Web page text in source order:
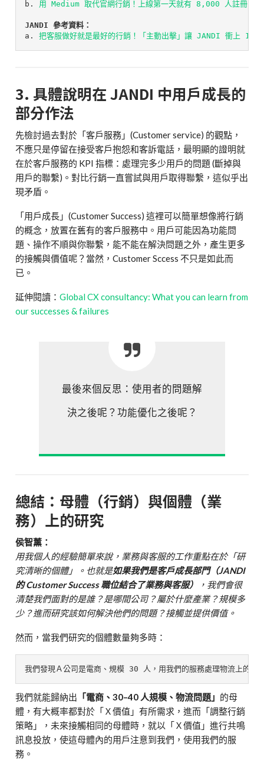
b. 用 Medium 取代官網行銷！上線第一天就有 8,000 人註冊
a. 把客服做好就是最好的行銷！「主動出擊」讓 JANDI 衝上
3. 具體說明在 JANDI 中用戶成長的
部分作法
先檢討過去對於「客戶服務」(Customer service) 的觀點，
不應只是停留在接受客戶抱怨和客訴電話，最明顯的證明就
在於客戶服務的 KPI 指標：處理完多少用戶的問題 (斷掉與
用戶的聯繫)。對比行銷一直嘗試與用戶取得聯繫，這似乎出
現矛盾。
「用戶成長」(Customer Success) 這裡可以簡單想像將行銷
的概念，放置在舊有的客戶服務中。用戶可能因為功能問
題、操作不順與你聯繫，能不能在解決問題之外，產生更多
的接觸與價值呢？當然，Customer Sccess 不只是如此而
已。
延伸閱讀：Global CX consultancy: What you can learn from
our successes & failures
最後來個反思：使用者的問題解
決之後呢？功能優化之後呢？
總結：母體（行銷）與個體（業
務）上的研究
侯智薰：
用我個人的經驗簡單來說，業務與客服的工作重點在於「研
究清晰的個體」。也就是如果我們是客戶成長部門（JANDI
的 Customer Success 職位結合了業務與客服）
，我們會很
清楚我們面對的是誰？是哪間公司？屬於什麼產業？規模多
少？進而研究該如何解決他們的問題？接觸並提供價值。
然而，當我們研究的個體數量夠多時：
我們發現Ａ公司是電商、規模 30 人，用我們的服務處理物流上的問
我們就能歸納出 「電商、30–40 人規模、物流問題」 的母
體，有大概率都對於「Ｘ價值」有所需求，進而「調整行銷
策略」，未來接觸相同的母體時，就以「Ｘ價值」進行共鳴
訊息投放，使這母體內的用戶注意到我們，使用我們的服
務。